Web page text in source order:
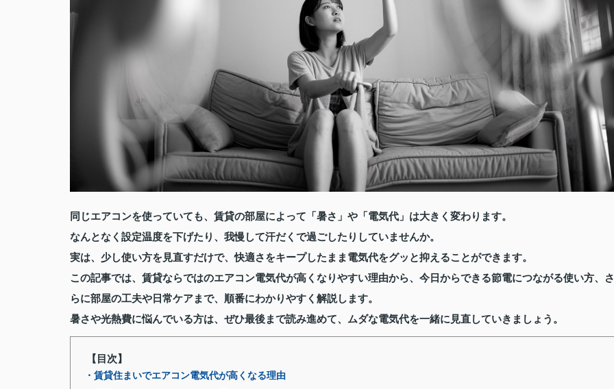
同じエアコンを使っていても、賃貸の部屋によって「暑さ」や「電気代」は大きく変わります。
なんとなく設定温度を下げたり、我慢して汗だくで過ごしたりしていませんか。
実は、少し使い方を見直すだけで、快適さをキープしたまま電気代をグッと抑えることができます。
この記事では、賃貸ならではのエアコン電気代が高くなりやすい理由から、今日からできる節電につながる使い方、さ
らに部屋の工夫や日常ケアまで、順番にわかりやすく解説します。
暑さや光熱費に悩んでいる方は、ぜひ最後まで読み進めて、ムダな電気代を一緒に見直していきましょう。
【目次】
・賃貸住まいでエアコン電気代が高くなる理由